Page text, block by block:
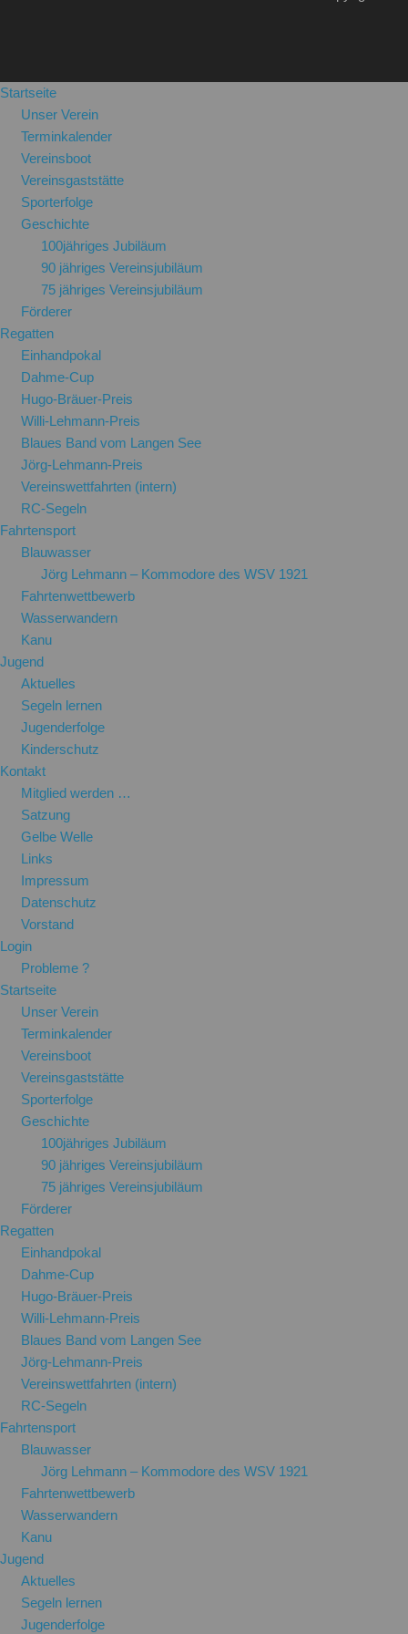
Startseite
Unser Verein
Terminkalender
Vereinsboot
Vereinsgaststätte
Sporterfolge
Geschichte
100jähriges Jubiläum
90 jähriges Vereinsjubiläum
75 jähriges Vereinsjubiläum
Förderer
Regatten
Einhandpokal
Dahme-Cup
Hugo-Bräuer-Preis
Willi-Lehmann-Preis
Blaues Band vom Langen See
Jörg-Lehmann-Preis
Vereinswettfahrten (intern)
RC-Segeln
Fahrtensport
Blauwasser
Jörg Lehmann – Kommodore des WSV 1921
Fahrtenwettbewerb
Wasserwandern
Kanu
Jugend
Aktuelles
Segeln lernen
Jugenderfolge
Kinderschutz
Kontakt
Mitglied werden …
Satzung
Gelbe Welle
Links
Impressum
Datenschutz
Vorstand
Login
Probleme ?
Startseite
Unser Verein
Terminkalender
Vereinsboot
Vereinsgaststätte
Sporterfolge
Geschichte
100jähriges Jubiläum
90 jähriges Vereinsjubiläum
75 jähriges Vereinsjubiläum
Förderer
Regatten
Einhandpokal
Dahme-Cup
Hugo-Bräuer-Preis
Willi-Lehmann-Preis
Blaues Band vom Langen See
Jörg-Lehmann-Preis
Vereinswettfahrten (intern)
RC-Segeln
Fahrtensport
Blauwasser
Jörg Lehmann – Kommodore des WSV 1921
Fahrtenwettbewerb
Wasserwandern
Kanu
Jugend
Aktuelles
Segeln lernen
Jugenderfolge